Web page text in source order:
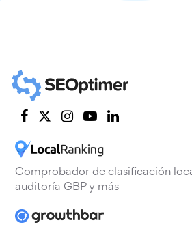
Comprobador de clasificación
auditoría GBP y más